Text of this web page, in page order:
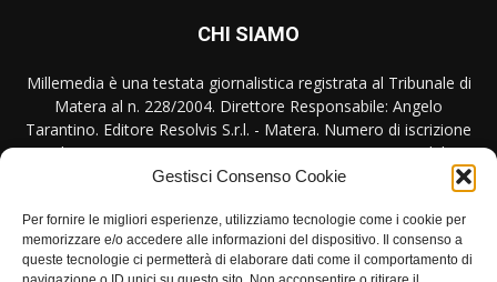
Gestisci Consenso Cookie
Per fornire le migliori esperienze, utilizziamo tecnologie come i cookie per
memorizzare e/o accedere alle informazioni del dispositivo. Il consenso a
queste tecnologie ci permetterà di elaborare dati come il comportamento di
CHI SIAMO
Millemedia è una testata giornalistica registrata al Tribunale di
Matera al n. 228/2004. Direttore Responsabile: Angelo
Tarantino. Editore Resolvis S.r.l. - Matera. Numero di iscrizione
al ROC Registro Operatori Comunicazione n. 17440 del
31/10/2007
Contattaci:redazione@millemedia.it